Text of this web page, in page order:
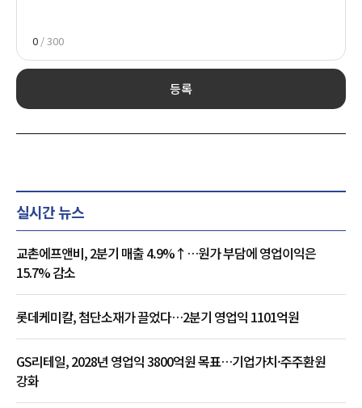
0 / 300
등록
실시간 뉴스
교촌에프앤비, 2분기 매출 4.9%↑…원가 부담에 영업이익은
15.7% 감소
롯데케미칼, 첨단소재가 끌었다…2분기 영업익 1101억원
GS리테일, 2028년 영업익 3800억원 목표…기업가치·주주환원
강화